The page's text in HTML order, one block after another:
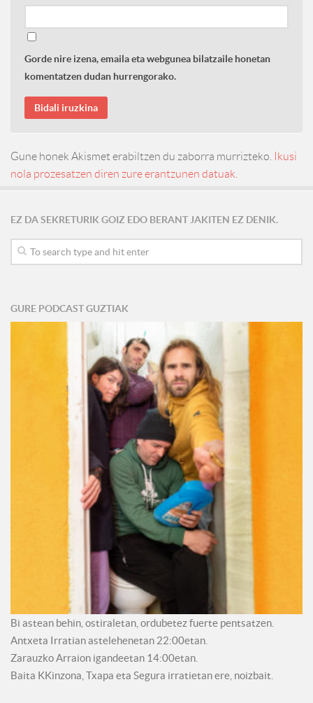
Gorde nire izena, emaila eta webgunea bilatzaile honetan
komentatzen dudan hurrengorako.
Gune honek Akismet erabiltzen du zaborra murrizteko.
Ikusi
nola prozesatzen diren zure erantzunen datuak.
EZ DA SEKRETURIK GOIZ EDO BERANT JAKITEN EZ DENIK.
GURE PODCAST GUZTIAK
Bi astean behin, ostiraletan, ordubetez fuerte pentsatzen.
Antxeta Irratian astelehenetan 22:00etan.
Zarauzko Arraion igandeetan 14:00etan.
Baita KKinzona, Txapa eta Segura irratietan ere, noizbait.